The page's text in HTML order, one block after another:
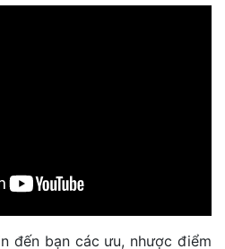
đến bạn các ưu, nhược điểm